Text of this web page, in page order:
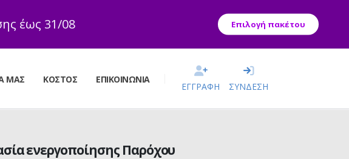
έως 31/08 Επιλογή πακέτου
ΜΑΣ ΚΌΣΤΟΣ ΕΠΙΚΟΙΝΩΝΊΑ
ΕΓΓΡΑΦΗ ΣΥΝΔΕΣΗ
ενεργοποίησης Παρόχου